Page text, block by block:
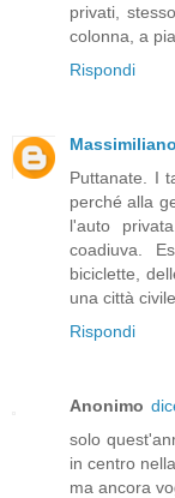
privati,
colonna, a
Rispondi
Puttanate. I
perché alla
l'auto
coadiuva.
biciclette,
una città
Rispondi
Anonimo
solo
in centro
ma ancora